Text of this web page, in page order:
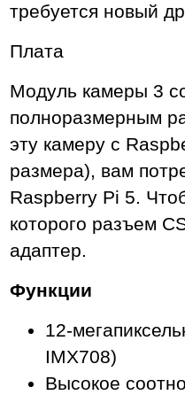
требуется новый
Плата
Модуль камеры 3
полноразмерным
эту камеру с
размера), вам
Raspberry Pi 5.
которого разъем
адаптер.
Функции
12-
IMX708)
Высокое